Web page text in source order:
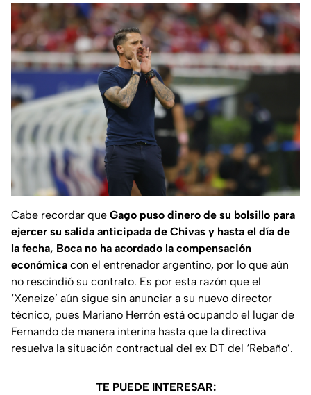
Cabe recordar que Gago puso dinero de su bolsillo para
ejercer su salida anticipada de Chivas y hasta el día de
la fecha, Boca no ha acordado la compensación
económica con el entrenador argentino, por lo que aún
no rescindió su contrato. Es por esta razón que el
‘Xeneize’ aún sigue sin anunciar a su nuevo director
técnico, pues Mariano Herrón está ocupando el lugar de
Fernando de manera interina hasta que la directiva
resuelva la situación contractual del ex DT del ‘Rebaño’.
TE PUEDE INTERESAR: